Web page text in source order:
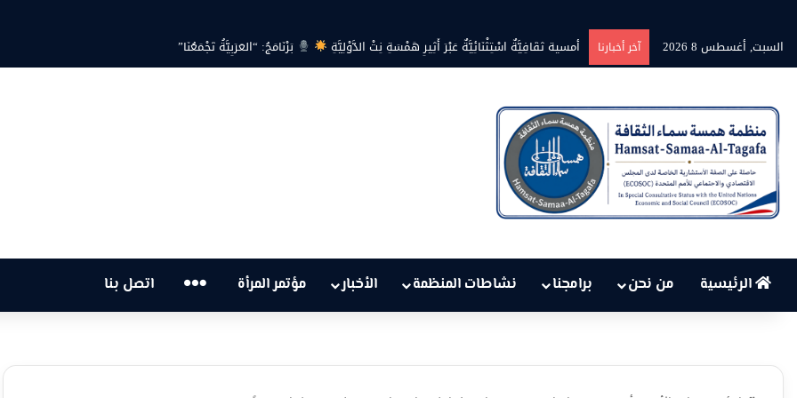
السبت, أغسطس 8 2026
آخر أخبارنا بين حرارة السماء وعجز البنية التحتية… هل أصبحت أزمة الكهرباء في تونس تهدد الحق في الحياة؟
الرئيسية من نحن برامجنا نشاطات المنظمة الأخبار مؤتمر المرأة … اتصل بنا